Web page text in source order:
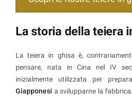
La storia della teiera
La teiera in ghisa è,
pensare, nata in Cina nel IV
inizialmente utilizzata per
Giapponesi a svilupparne la